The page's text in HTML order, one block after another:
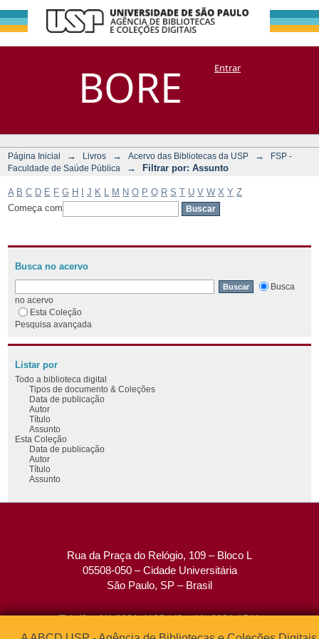
BORE
Filtrar por:
Assunto
DSpace/Manakin + CoriscoEntrar
Página Inicial → Livros → Acervo das Bibliotecas da USP →
FSP -
Faculdade de Saúde Pública
→ Filtrar por: Assunto
A B C D E F G H J K M N O P Q R S T U V W X Y Z
Começa com
Busca no acervo
Busca
no acervo
Esta Coleção
Pesquisa avançada
Listar por
Todo a biblioteca digital
Tipos de documento & Coleções
Data de publicação
Autor
Título
Assunto
Esta Coleção
Data de publicação
Autor
Título
Assunto
Rua da Praça do Relógio, 109 – Bloco L
05508-050 – Cidade Universitária
São Paulo, SP – Brasil
Tel: (0xx11) 3091-4195 / (0xx11) 3091-1541
Fax: (0xx11) 3091-1567